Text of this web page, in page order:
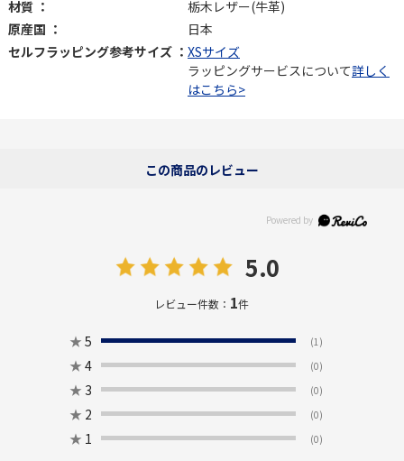
材質 ：
栃木レザー(牛革)
原産国 ：
日本
セルフラッピング参考サイズ ： XSサイズ
ラッピングサービスについて詳しく
はこちら>
この商品のレビュー
5.0
レビュー件数： 1件
★ 5 (1)
★ 4 (0)
★ 3 (0)
★ 2 (0)
★ 1 (0)